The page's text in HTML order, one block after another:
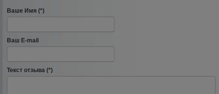
Ваше Имя (*)
Ваш E-mail
Текст отзыва (*)